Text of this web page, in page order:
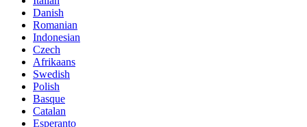
Danish
Romanian
Indonesian
Czech
Afrikaans
Swedish
Polish
Basque
Catalan
Esperanto